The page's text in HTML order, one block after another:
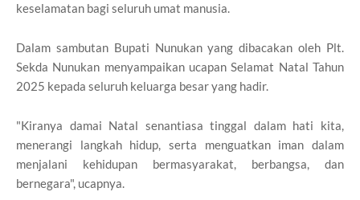
keselamatan bagi seluruh umat manusia.
Dalam sambutan Bupati Nunukan yang dibacakan oleh Plt.
Sekda Nunukan menyampaikan ucapan Selamat Natal Tahun
2025 kepada seluruh keluarga besar yang hadir.
"Kiranya damai Natal senantiasa tinggal dalam hati kita,
menerangi langkah hidup, serta menguatkan iman dalam
menjalani kehidupan bermasyarakat, berbangsa, dan
bernegara", ucapnya.